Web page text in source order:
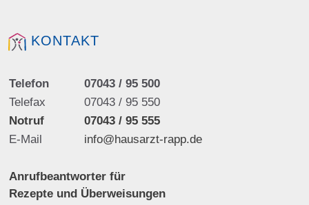
KONTAKT
Telefon
07043 / 95 500
Telefax
07043 / 95 550
Notruf
07043 / 95 555
E-Mail
info@hausarzt-rapp.de
Anrufbeantworter für
Rezepte und Überweisungen